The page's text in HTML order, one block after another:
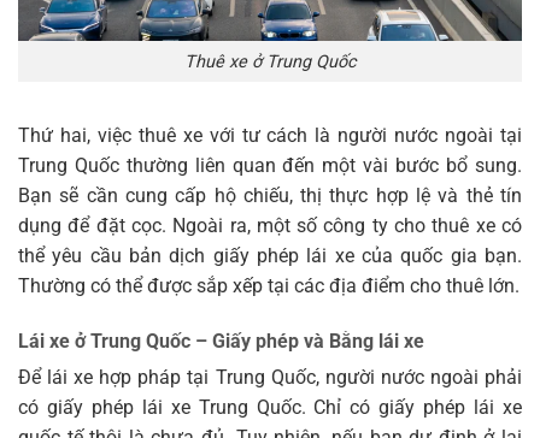
Thuê xe ở Trung Quốc
Thứ hai, việc thuê xe với tư cách là người nước ngoài tại
Trung Quốc thường liên quan đến một vài bước bổ sung.
Bạn sẽ cần cung cấp hộ chiếu, thị thực hợp lệ và thẻ tín
dụng để đặt cọc. Ngoài ra, một số công ty cho thuê xe có
thể yêu cầu bản dịch giấy phép lái xe của quốc gia bạn.
Thường có thể được sắp xếp tại các địa điểm cho thuê lớn.
Lái xe ở Trung Quốc – Giấy phép và Bằng lái xe
Để lái xe hợp pháp tại Trung Quốc, người nước ngoài phải
có giấy phép lái xe Trung Quốc. Chỉ có giấy phép lái xe